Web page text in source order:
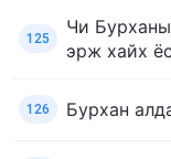
125
Чи
эрж хайх
126 Бурхан